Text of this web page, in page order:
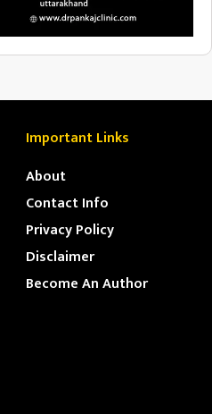
Important Links
About
Contact Info
Privacy Policy
Disclaimer
Become An Author